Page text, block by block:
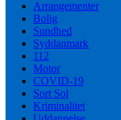
Arrangementer
Bolig
Sundhed
Syddanmark
112
Motor
COVID-19
Sort Sol
Kriminalitet